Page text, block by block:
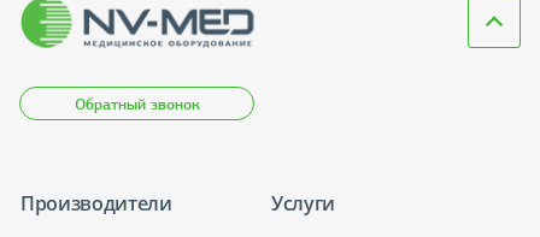
Обратный звонок
Производители
Услуги